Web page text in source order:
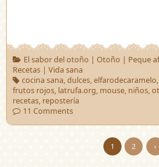
El sabor del otoño | Otoño | Peque
Recetas | Vida sana
cocina sana,dulces,elfarodecaramelo,
frutos rojos, latrufa.org, mouse, niños,
recetas, repostería
11 Comments
1 2 ›